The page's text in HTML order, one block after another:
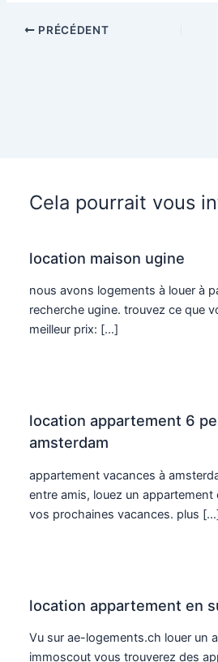
PRÉCÉDENT
Cela pourrait vous
location maison ugine
nous avons logements à louer à
recherche ugine. trouvez ce que
meilleur prix: […]
location appartement 6
amsterdam
appartement vacances à
entre amis, louez un
vos prochaines vacances. plus
location appartement en
Vu sur ae-logements.ch louer un
immoscout vous trouverez des